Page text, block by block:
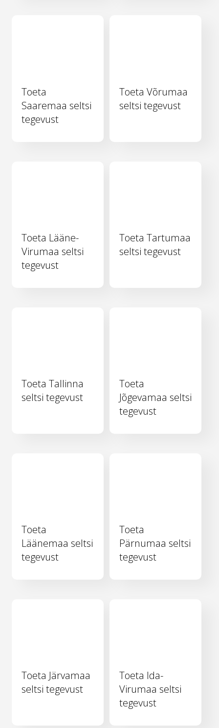
Toeta
Saaremaa seltsi
tegevust
Toeta Võrumaa
seltsi tegevust
Toeta Lääne-
Virumaa seltsi
tegevust
Toeta Tartumaa
seltsi tegevust
Toeta Tallinna
seltsi tegevust
Toeta
Jõgevamaa seltsi
tegevust
Toeta
Läänemaa seltsi
tegevust
Toeta
Pärnumaa seltsi
tegevust
Toeta Järvamaa
seltsi tegevust
Toeta Ida-
Virumaa seltsi
tegevust